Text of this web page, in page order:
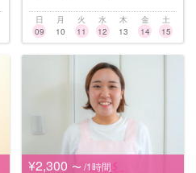
日
09
月
10
火
11
水
12
木
13
金
14
土
15
¥2,300 〜 /1時間